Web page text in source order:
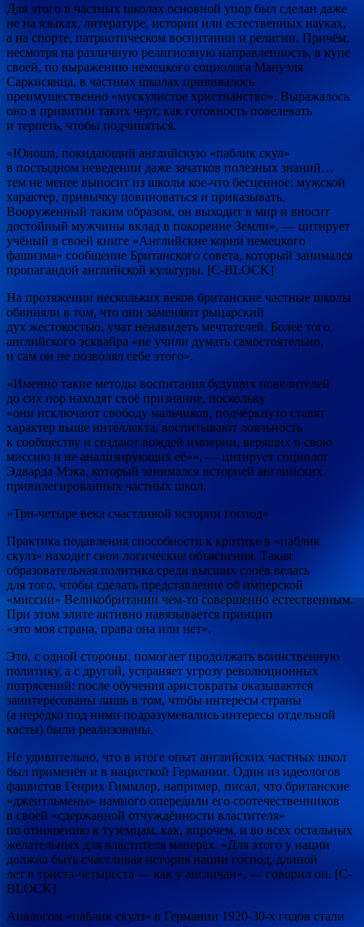
Для этого в частных школах основной упор был сделан даже
не на языках, литературе, истории или естественных науках,
а на спорте, патриотическом воспитании и религии. Причём,
несмотря на различную религиозную направленность, в купе
своей, по выражению немецкого социолога Мануэля
Саркисянца, в частных школах прививалось
преимущественно «мускулистое христианство». Выражалось
оно в привитии таких черт, как готовность повелевать
и терпеть, чтобы подчиняться.
«Юноша, покидающий английскую «паблик скул»
в постыдном неведении даже зачатков полезных знаний…
тем не менее выносит из школы кое-что бесценное: мужской
характер, привычку повиноваться и приказывать.
Вооруженный таким образом, он выходит в мир и вносит
достойный мужчины вклад в покорение Земли», — цитирует
учёный в своей книге «Английские корни немецкого
фашизма» сообщение Британского совета, который занимался
пропагандой английской культуры. [С-BLOCK]
На протяжении нескольких веков британские частные школы
обвиняли в том, что они заменяют рыцарский
дух жестокостью, учат ненавидеть мечтателей. Более того,
английского эсквайра «не учили думать самостоятельно,
и сам он не позволял себе этого».
«Именно такие методы воспитания будущих повелителей
до сих пор находят своё признание, поскольку
«они исключают свободу мальчиков, подчёркнуто ставят
характер выше интеллекта, воспитывают лояльность
к сообществу и создают вождей империи, верящих в свою
миссию и не анализирующих её»», — цитирует социолог
Эдварда Мэка, который занимался историей английских
привилегированных частных школ.
«Три-четыре века счастливой истории господ»
Практика подавления способности к критике в «паблик
скулз» находит свои логические объяснения. Такая
образовательная политика среди высших слоёв велась
для того, чтобы сделать представление об имперской
«миссии» Великобритании чем-то совершенно естественным.
При этом элите активно навязывается принцип
«это моя страна, права она или нет».
Это, с одной стороны, помогает продолжать воинственную
политику, а с другой, устраняет угрозу революционных
потрясений: после обучения аристократы оказываются
заинтересованы лишь в том, чтобы интересы страны
(а нередко под ними подразумевались интересы отдельной
касты) были реализованы.
Не удивительно, что в итоге опыт английских частных школ
был применён и в нацисткой Германии. Один из идеологов
фашистов Генрих Гиммлер, например, писал, что британские
«джентльмены» намного опередили его соотечественников
в своей «сдержанной отчуждённости властителя»
по отношению к туземцам, как, впрочем, и во всех остальных
желательных для властителя манерах. «Для этого у нации
должна быть счастливая история нации господ, длиной
лет в триста-четыреста — как у англичан», — говорил он. [С-
BLOCK]
Аналогом «паблик скулз» в Германии 1920-30-х годов стали